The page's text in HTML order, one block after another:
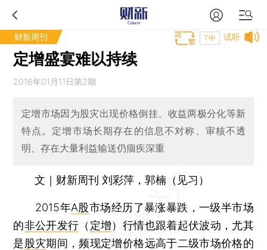
财新周刊 试听
T中
定增盛宴难以持续
2016年01月11日第2期
定增市场因为股灾出现价格倒挂、收益两极分化等新
特点。定增市场长期存在的信息不对称、审核不透
明、存在大量利益输送仍痼疾深重
文｜财新周刊 刘彩萍，郭楠（见习）
2015年A股市场经历了暴涨暴跌，一级半市场
的非公开发行 （ 定增）行情也跟着起伏波动，尤其
是股灾期间，频现定增价格远高于二级市场价格的